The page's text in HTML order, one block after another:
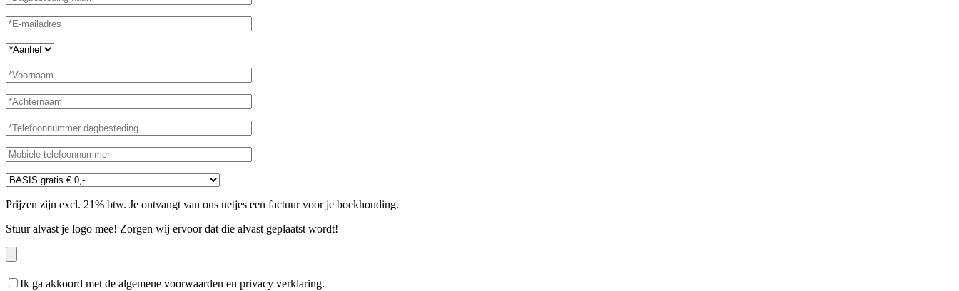
Prijzen zijn excl. 21% btw. Je ontvangt van ons netjes een factuur voor je boekhouding.
Stuur alvast je logo mee! Zorgen wij ervoor dat die alvast geplaatst wordt!
Ik ga akkoord met de algemene voorwaarden en privacy verklaring.